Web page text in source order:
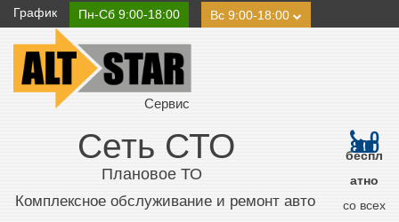
График Пн-Сб 9:00-18:00 Вс 9:00-18:00
Сервис
Сеть СТО
Плановое ТО
Комплексное обслуживание и ремонт авто
0
800 21 11 50
беспл
атно
со всех